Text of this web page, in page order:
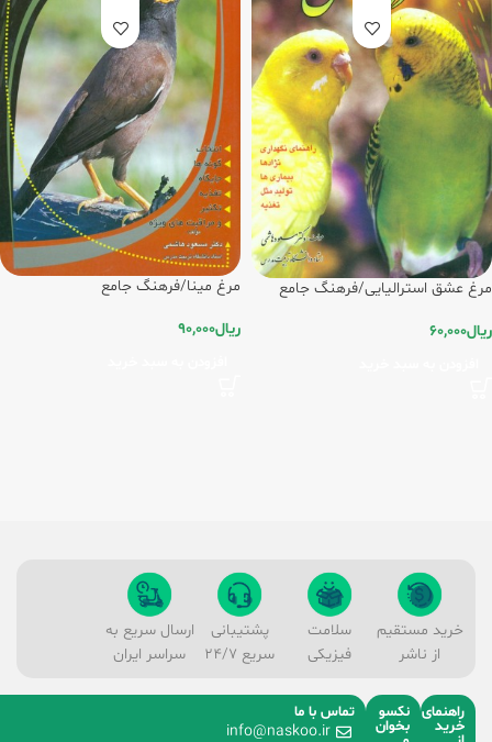
مرغ عشق استرالیایی/فرهنگ جامع
ریال60,000
مرغ مینا/فرهنگ جامع
ریال90,000
خرید مستقیم
از ناشر
سلامت
فیزیکی
پشتیبانی
سریع 24/7
ارسال سریع به
سراسر ایران
راهنمای
خرید
نکسو
بخوان
تماس با ما
info@naskoo.ir